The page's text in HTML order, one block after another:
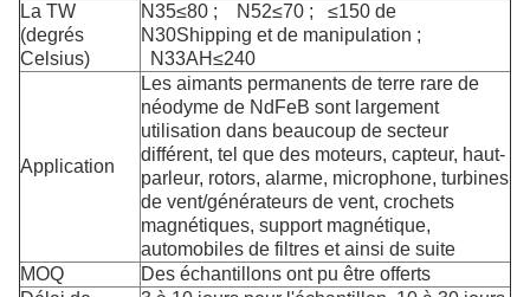
La TW
(degrés
Celsius)
N35≤80 ; N52≤70 ; ≤150 de
N30Shipping et de manipulation ;
N33AH≤240
Application
Les aimants permanents de terre rare de
néodyme de NdFeB sont largement
utilisation dans beaucoup de secteur
différent, tel que des moteurs, capteur, haut-
parleur, rotors, alarme, microphone, turbines
de vent/générateurs de vent, crochets
magnétiques, support magnétique,
automobiles de filtres et ainsi de suite
MOQ
Des échantillons ont pu être offerts